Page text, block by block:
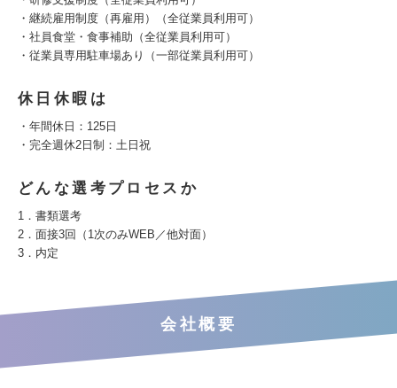
・継続雇用制度（再雇用）（全従業員利用可）
・社員食堂・食事補助（全従業員利用可）
・従業員専用駐車場あり（一部従業員利用可）
休日休暇は
・年間休日：125日
・完全週休2日制：土日祝
どんな選考プロセスか
1．書類選考
2．面接3回（1次のみWEB／他対面）
3．内定
会社概要